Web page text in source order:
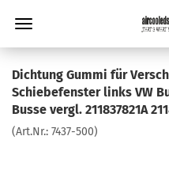
Dichtung Gummi für
Schiebefenster links VW
Busse vergl. 211837821A
(Art.Nr.: 7437-500)